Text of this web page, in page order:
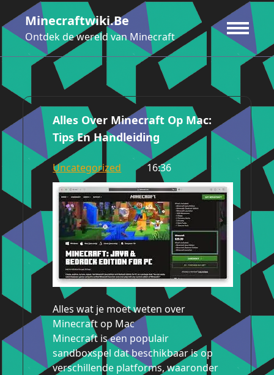
naar
de
inhoud
Minecraftwiki.be
Ontdek de wereld van Minecraft
Alles Over Minecraft Op Mac:
Tips En Handleiding
Uncategorized 16:36
Alles wat je moet weten over
Minecraft op Mac
Minecraft is een populair
sandboxspel dat beschikbaar is op
verschillende platforms, waaronder